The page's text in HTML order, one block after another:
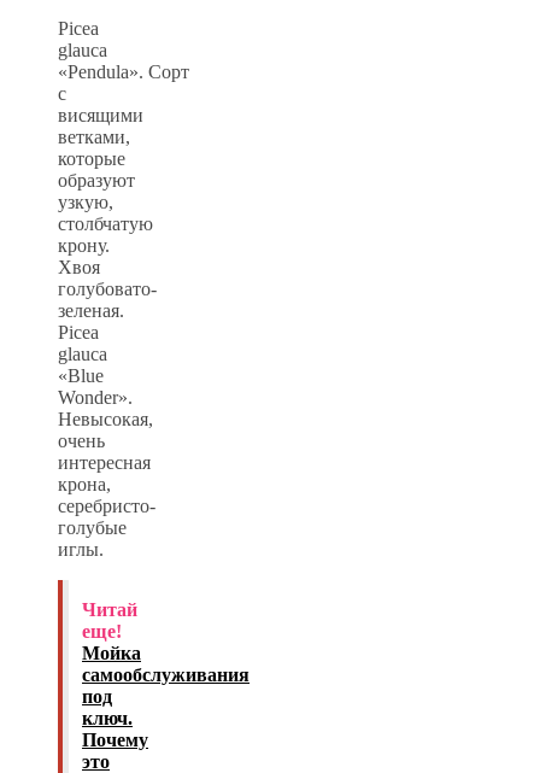
Picea
glauca
«Pendula». Сорт
с
висящими
ветками,
которые
образуют
узкую,
столбчатую
крону.
Хвоя
голубовато-
зеленая.
Picea
glauca
«Blue
Wonder».
Невысокая,
очень
интересная
крона,
серебристо-
голубые
иглы.
Читай
еще!
Мойка
самообслуживания
под
ключ.
Почему
это